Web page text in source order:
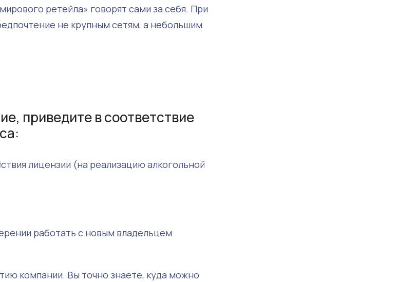
ретейла» говорят сами за себя. При
не крупным сетям, а небольшим
приведите в соответствие
лицензии (на реализацию алкогольной
работать с новым владельцем
компании. Вы точно знаете, куда можно